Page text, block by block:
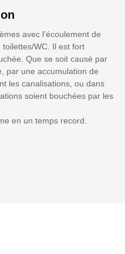
avec l’écoulement de
toilettes/WC. Il est fort
Que se soit causé par
par une accumulation de
les canalisations, ou dans
soient bouchées par les
en un temps record.